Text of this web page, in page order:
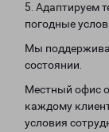
5. Адаптируем
погодные
Мы
состоянии.
Местный офис
каждому
условия